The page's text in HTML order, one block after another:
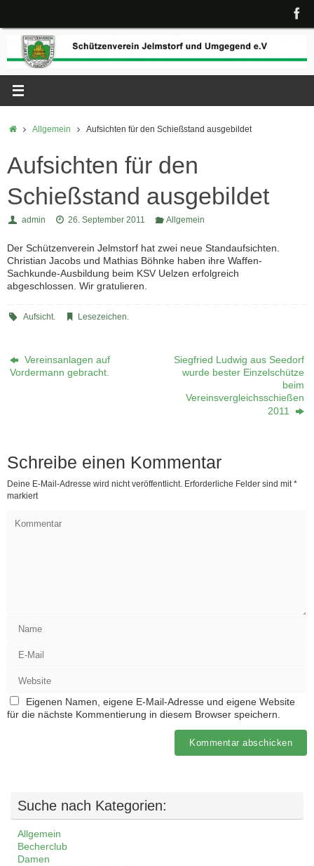
springen
StartAllgemein Aufsichten für den Schießstand ausgebildet
Aufsichten für den
Schießstand ausgebildet
admin 26. September 2011 Allgemein
Der Schützenverein Jelmstorf hat zwei neue Standaufsichten.
Christian Jacobs und Mathias Böhnke haben ihre Waffen-
Sachkunde-Ausbildung beim KSV Uelzen erfolgreich
abgeschlossen. Wir gratulieren.
Aufsicht. Lesezeichen.
Vereinsanlagen auf
Vordermann gebracht.
Siegfried Ludwig aus Seedorf
wurde bester Einzelschütze
beim
Vereinsvergleichsschießen
2011
Schreibe einen Kommentar
Deine E-Mail-Adresse wird nicht veröffentlicht. Erforderliche Felder sind mit*
markiert
Eigenen Namen, eigene E-Mail-Adresse und eigene Website
für die nächste Kommentierung in diesem Browser speichern.
Suche nach Kategorien:
Allgemein
Becherclub
Damen